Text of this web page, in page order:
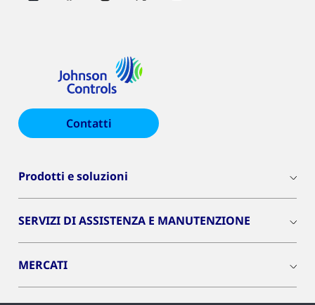
Contatti
Prodotti e soluzioni
SERVIZI DI ASSISTENZA E MANUTENZIONE
MERCATI